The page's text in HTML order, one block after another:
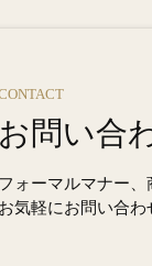
お問い合
フォーマルマナー
お気軽にお問い合わ